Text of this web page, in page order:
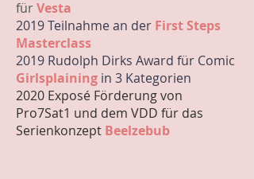
fürVesta
2019 Teilnahme an der First Steps
Masterclass
2019 Rudolph Dirks Award für Comic
Girlsplaining in 3 Kategorien
2020 Exposé Förderung von
Pro7Sat1 und dem VDD für das
Serienkonzept Beelzebub